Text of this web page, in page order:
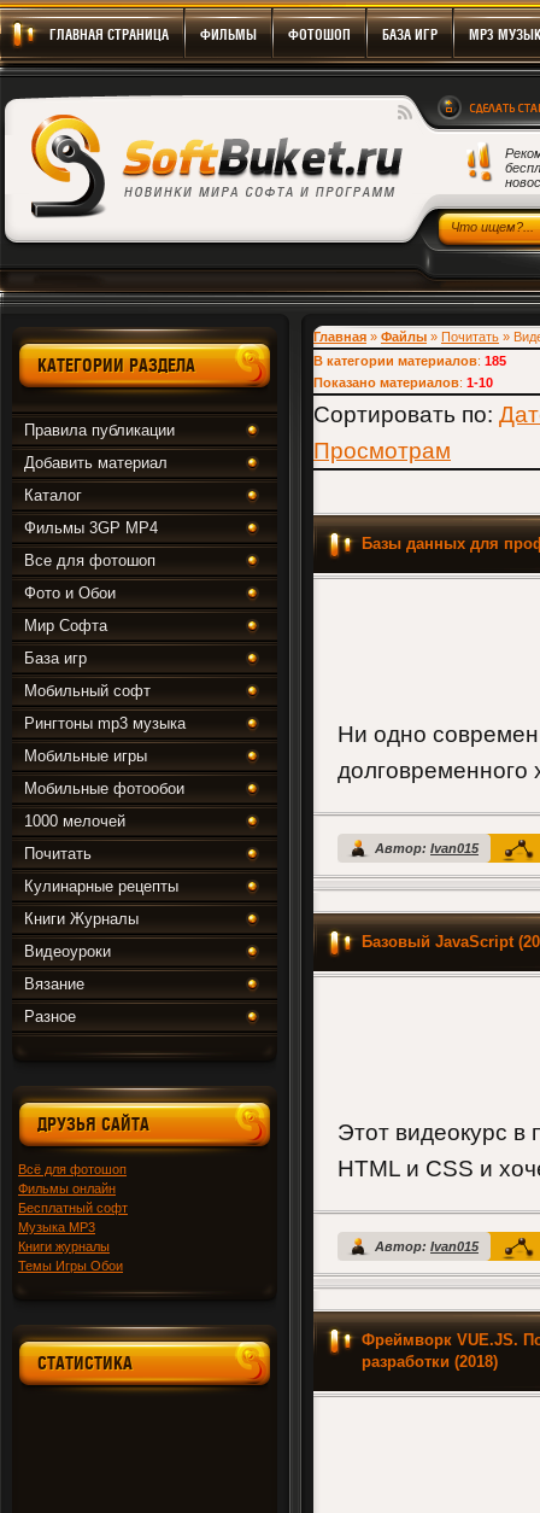
ГЛАВНАЯ СТРАНИЦА ФИЛЬМЫ ФОТОШОП БАЗА ИГР MP3
Скачать Игры, Программы, Фильмы бесплатно
Главная » Файлы » Почитать »
В категории материалов: 185
Показано материалов: 1-10
Сортировать по:
Просмотрам
Базы данных для
Ни одно
Автор: Ivan015
Базовый JavaScript
Этот видеокурс в
HTML и CSS и
Автор: Ivan015
Фреймворк VUE.JS.
разработки (2018)
КАТЕГОРИИ РАЗДЕЛА
Правила публикации
Добавить материал
Каталог
Фильмы 3GP MP4
Все для фотошоп
Фото и Обои
Мир Софта
База игр
Мобильный софт
Рингтоны mp3 музыка
Мобильные игры
Мобильные фотообои
1000 мелочей
Почитать
Кулинарные рецепты
Книги Журналы
Видеоуроки
Вязание
Разное
ДРУЗЬЯ САЙТА
Всё для фотошоп
Фильмы онлайн
Бесплатный софт
Музыка MP3
Книги журналы
Темы Игры Обои
СТАТИСТИКА